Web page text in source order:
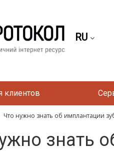
RU
клиентов
Что нужно знать об имплантации
знать